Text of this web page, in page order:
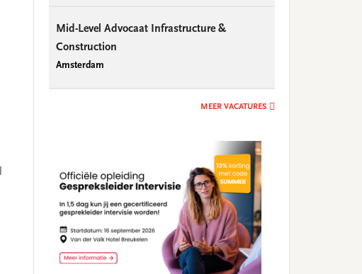
Mid-Level Advocaat Infrastructure &
Construction
Amsterdam
MEER VACATURES